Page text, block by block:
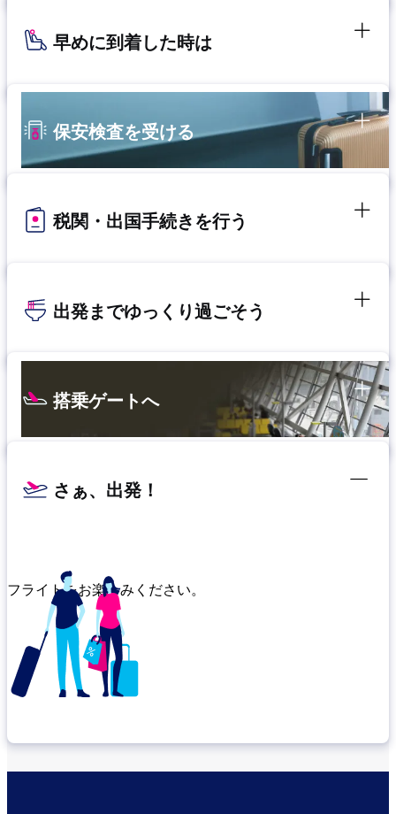
早めに到着した時は
保安検査を受ける
税関・出国手続きを行う
出発までゆっくり過ごそう
搭乗ゲートへ
さぁ、出発！
フライトをお楽しみください。